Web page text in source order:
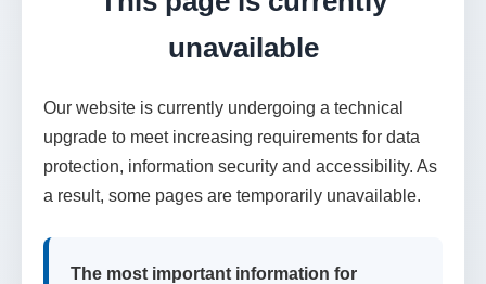
unavailable
Our website is currently undergoing a technical
upgrade to meet increasing requirements for data
protection, information security and accessibility. As
a result, some pages are temporarily unavailable.
The most important information for